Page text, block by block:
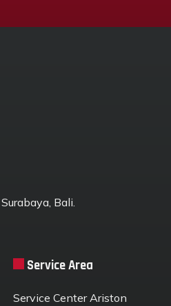
Bali.
Service Area
Service Center Ariston